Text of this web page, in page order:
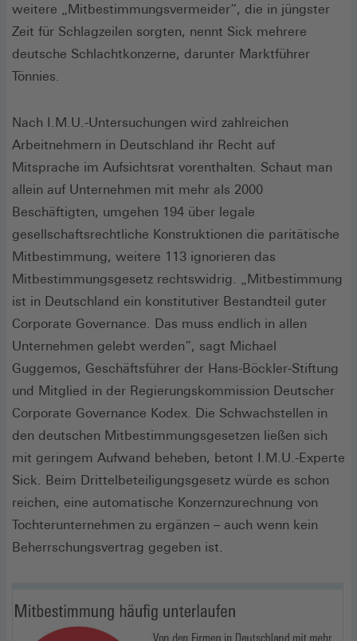
weitere „Mitbestimmungsvermeider“, die in jüngster
Zeit für Schlagzeilen sorgten, nennt Sick mehrere
deutsche Schlachtkonzerne, darunter Marktführer
Tönnies.
Nach I.M.U.-Untersuchungen wird zahlreichen
Arbeitnehmern in Deutschland ihr Recht auf
Mitsprache im Aufsichtsrat vorenthalten. Schaut man
allein auf Unternehmen mit mehr als 2000
Beschäftigten, umgehen 194 über legale
gesellschaftsrechtliche Konstruktionen die paritätische
Mitbestimmung, weitere 113 ignorieren das
Mitbestimmungsgesetz rechtswidrig. „Mitbestimmung
ist in Deutschland ein konstitutiver Bestandteil guter
Corporate Governance. Das muss endlich in allen
Unternehmen gelebt werden“, sagt Michael
Guggemos, Geschäftsführer der Hans-Böckler-Stiftung
und Mitglied in der Regierungskommission Deutscher
Corporate Governance Kodex. Die Schwachstellen in
den deutschen Mitbestimmungsgesetzen ließen sich
mit geringem Aufwand beheben, betont I.M.U.-Experte
Sick. Beim Drittelbeteiligungsgesetz würde es schon
reichen, eine automatische Konzernzurechnung von
Tochterunternehmen zu ergänzen – auch wenn kein
Beherrschungsvertrag gegeben ist.